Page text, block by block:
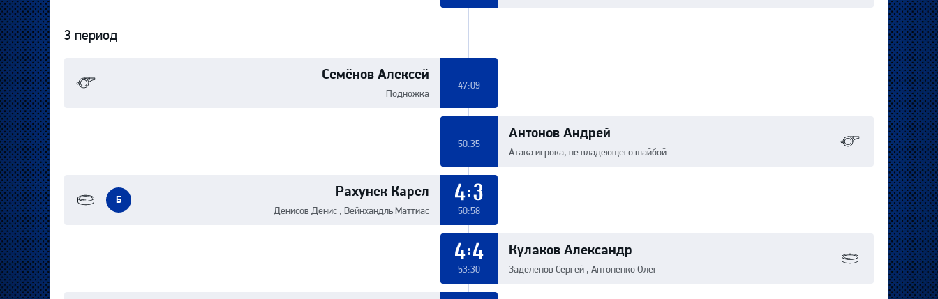
3 период
Семёнов Алексей
Подножка
47:09
Антонов Андрей
Атака игрока, не владеющего шайбой
50:35
Рахунек Карел
Денисов Денис , Вейнхандль Маттиас
4:3
50:58
Б
Кулаков Александр
Заделёнов Сергей , Антоненко Олег
4:4
53:30